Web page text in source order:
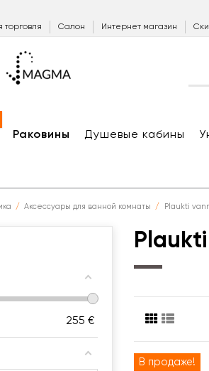
торговля Салон Интернет магазин
Раковины Душевые кабины
Аксессуары для ванной комнаты Plaukti
В продаже!
255 €